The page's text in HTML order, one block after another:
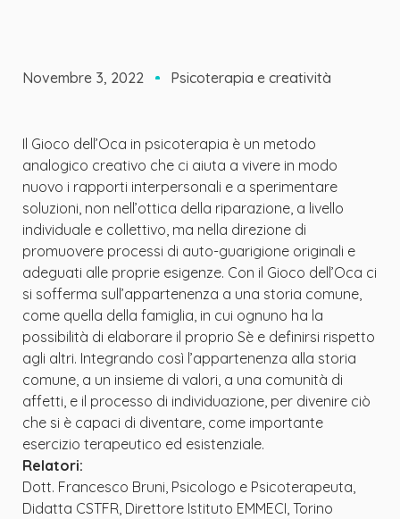
Novembre 3, 2022 Psicoterapia e creatività
Il Gioco dell’Oca in psicoterapia è un metodo
analogico creativo che ci aiuta a vivere in modo
nuovo i rapporti interpersonali e a sperimentare
soluzioni, non nell’ottica della riparazione, a livello
individuale e collettivo, ma nella direzione di
promuovere processi di auto-guarigione originali e
adeguati alle proprie esigenze. Con il Gioco dell’Oca ci
si sofferma sull’appartenenza a una storia comune,
come quella della famiglia, in cui ognuno ha la
possibilità di elaborare il proprio Sè e definirsi rispetto
agli altri. Integrando così l’appartenenza alla storia
comune, a un insieme di valori, a una comunità di
affetti, e il processo di individuazione, per divenire ciò
che si è capaci di diventare, come importante
esercizio terapeutico ed esistenziale.
Relatori:
Dott. Francesco Bruni, Psicologo e Psicoterapeuta,
Didatta CSTFR, Direttore Istituto EMMECI, Torino